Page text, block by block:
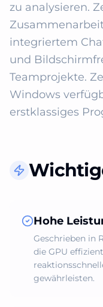
zu analysieren.
integriertem
und
Teamprojekte.
Windows
erstklassiges
Hohe
Geschrieben in
die GPU
gewährleisten.